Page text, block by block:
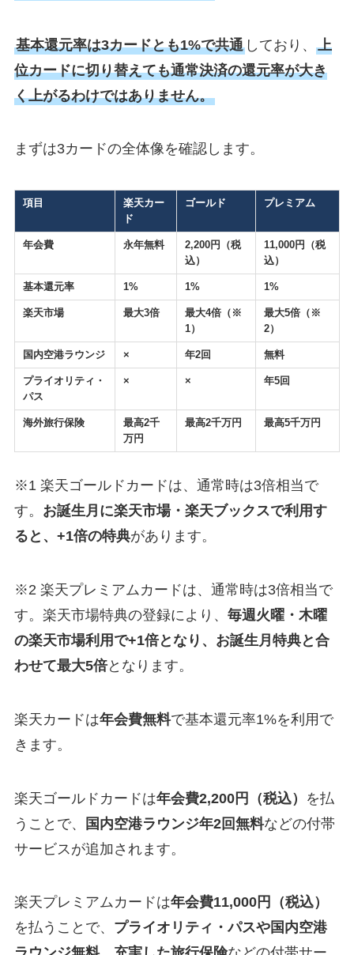
基本還元率は3カードとも1%で共通しており、 上
位カードに切り替えても通常決済の還元率が大き
く上がるわけではありません。
まずは3カードの全体像を確認します。
項目
楽天カー
ド
ゴールド プレミアム
年会費 永年無料
2,200円（税
込）
11,000円（税
込）
基本還元率 1% 1% 1%
楽天市場 最大3倍
最大4倍（※
1）
最大5倍（※
2）
国内空港ラウンジ × 年2回 無料
プライオリティ・
パス
× × 年5回
海外旅行保険
最高2千
万円
最高2千万円 最高5千万円
※1 楽天ゴールドカードは、通常時は3倍相当で
す。 お誕生月に楽天市場・楽天ブックスで利用す
ると、+1倍の特典があります。
※2 楽天プレミアムカードは、通常時は3倍相当で
す。楽天市場特典の登録により、 毎週火曜・木曜
の楽天市場利用で+1倍となり、お誕生月特典と合
わせて最大5倍となります。
楽天カードは年会費無料で基本還元率1%を利用で
きます。
楽天ゴールドカードは年会費2,200円（税込）
を払
うことで、
国内空港ラウンジ年2回無料などの付帯
サービスが追加されます。
楽天プレミアムカードは年会費11,000円（税込）
を払うことで、 プライオリティ・パスや国内空港